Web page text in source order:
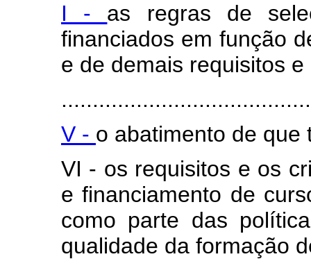
I - as regras de
financiados em função
e de demais requisitos
V - o abatimento de que
VI - os requisitos e os
e financiamento de
como parte das
qualidade da formação